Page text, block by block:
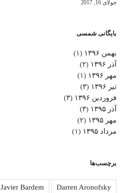
جولای 16, 2017
بایگانی شمسی
بهمن ۱۳۹۶
(۱)
آذر ۱۳۹۶
(۲)
مهر ۱۳۹۶
(۱)
تیر ۱۳۹۶
(۳)
فروردین ۱۳۹۶
(۳)
آذر ۱۳۹۵
(۳)
مهر ۱۳۹۵
(۲)
مرداد ۱۳۹۵
(۱)
برچسب‌ها
Darren Aronofsky
Javier Bardem